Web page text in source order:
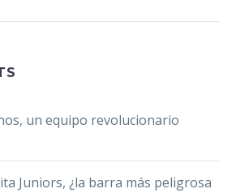
un equipo revolucionario
Juniors, ¿la barra más peligrosa